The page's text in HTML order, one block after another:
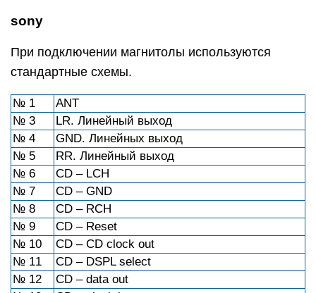
sony
При подключении магнитолы используются
стандартные схемы.
№ 1
ANT
№ 3
LR. Линейный выход
№ 4
GND. Линейных выход
№ 5
RR. Линейный выход
№ 6
CD – LCH
№ 7
CD – GND
№ 8
CD – RCH
№ 9
CD – Reset
№ 10
CD – CD clock out
№ 11
CD – DSPL select
№ 12
CD – data out